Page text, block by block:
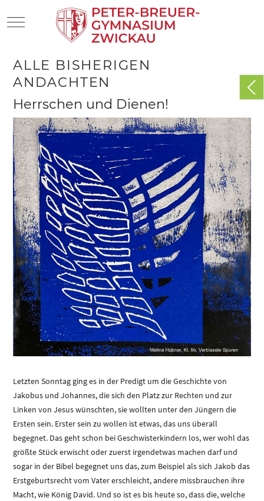
Mobile Menu Toggle
ALLE BISHERIGEN
ANDACHTEN
Herrschen und Dienen!
Letzten Sonntag ging es in der Predigt um die Geschichte von
Jakobus und Johannes, die sich den Platz zur Rechten und zur
Linken von Jesus wünschten, sie wollten unter den Jüngern die
Ersten sein. Erster sein zu wollen ist etwas, das uns überall
begegnet. Das geht schon bei Geschwisterkindern los, wer wohl das
größte Stück erwischt oder zuerst irgendetwas machen darf und
sogar in der Bibel begegnet uns das, zum Beispiel als sich Jakob das
Erstgeburtsrecht vom Vater erschleicht, andere missbrauchen ihre
Macht, wie König David. Und so ist es bis heute so, dass die, welche